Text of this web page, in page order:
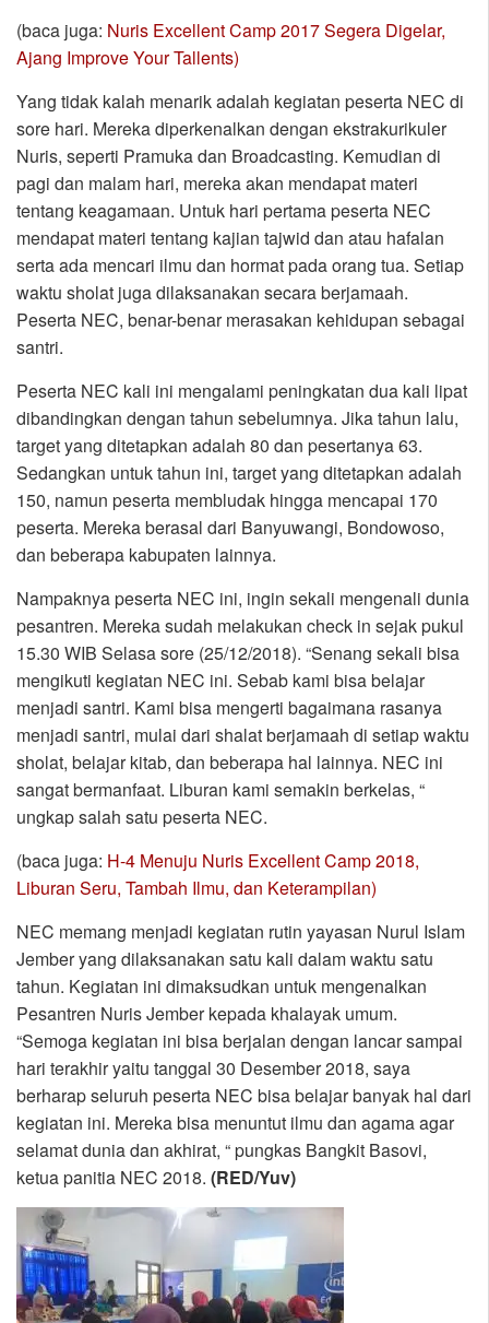
(baca juga: Nuris Excellent Camp 2017 Segera Digelar,
Ajang Improve Your Tallents)
Yang tidak kalah menarik adalah kegiatan peserta NEC di
sore hari. Mereka diperkenalkan dengan ekstrakurikuler
Nuris, seperti Pramuka dan Broadcasting. Kemudian di
pagi dan malam hari, mereka akan mendapat materi
tentang keagamaan. Untuk hari pertama peserta NEC
mendapat materi tentang kajian tajwid dan atau hafalan
serta ada mencari ilmu dan hormat pada orang tua. Setiap
waktu sholat juga dilaksanakan secara berjamaah.
Peserta NEC, benar-benar merasakan kehidupan sebagai
santri.
Peserta NEC kali ini mengalami peningkatan dua kali lipat
dibandingkan dengan tahun sebelumnya. Jika tahun lalu,
target yang ditetapkan adalah 80 dan pesertanya 63.
Sedangkan untuk tahun ini, target yang ditetapkan adalah
150, namun peserta membludak hingga mencapai 170
peserta. Mereka berasal dari Banyuwangi, Bondowoso,
dan beberapa kabupaten lainnya.
Nampaknya peserta NEC ini, ingin sekali mengenali dunia
pesantren. Mereka sudah melakukan check in sejak pukul
15.30 WIB Selasa sore (25/12/2018). “Senang sekali bisa
mengikuti kegiatan NEC ini. Sebab kami bisa belajar
menjadi santri. Kami bisa mengerti bagaimana rasanya
menjadi santri, mulai dari shalat berjamaah di setiap waktu
sholat, belajar kitab, dan beberapa hal lainnya. NEC ini
sangat bermanfaat. Liburan kami semakin berkelas, “
ungkap salah satu peserta NEC.
(baca juga: H-4 Menuju Nuris Excellent Camp 2018,
Liburan Seru, Tambah Ilmu, dan Keterampilan)
NEC memang menjadi kegiatan rutin yayasan Nurul Islam
Jember yang dilaksanakan satu kali dalam waktu satu
tahun. Kegiatan ini dimaksudkan untuk mengenalkan
Pesantren Nuris Jember kepada khalayak umum.
“Semoga kegiatan ini bisa berjalan dengan lancar sampai
hari terakhir yaitu tanggal 30 Desember 2018, saya
berharap seluruh peserta NEC bisa belajar banyak hal dari
kegiatan ini. Mereka bisa menuntut ilmu dan agama agar
selamat dunia dan akhirat, “ pungkas Bangkit Basovi,
ketua panitia NEC 2018. (RED/Yuv)